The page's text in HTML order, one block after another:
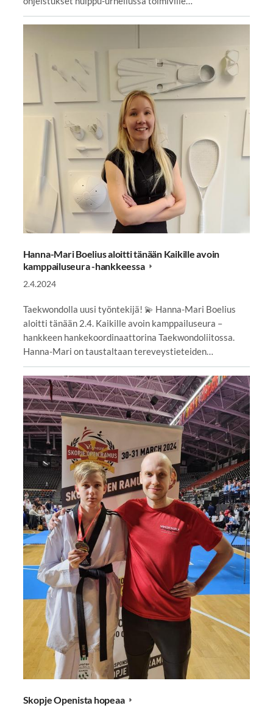
Hanna-Mari Boelius aloitti tänään Kaikille avoin
kamppailuseura -hankkeessa
2.4.2024
Taekwondolla uusi työntekijä! 💫 Hanna-Mari Boelius
aloitti tänään 2.4. Kaikille avoin kamppailuseura –
hankkeen hankekoordinaattorina Taekwondoliitossa.
Hanna-Mari on taustaltaan tereveystieteiden…
Skopje Openista hopeaa